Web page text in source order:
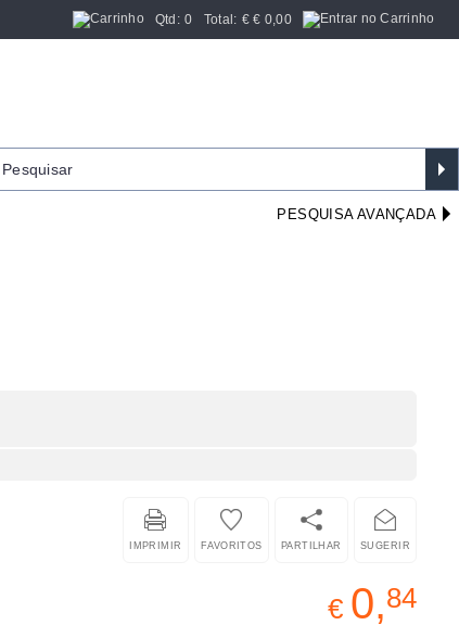
Qtd: 0 Total: €€ 0,00
PESQUISA AVANÇADA
SUGERIR
PARTILHAR
FAVORITOS
IMPRIMIR
€ 0,84